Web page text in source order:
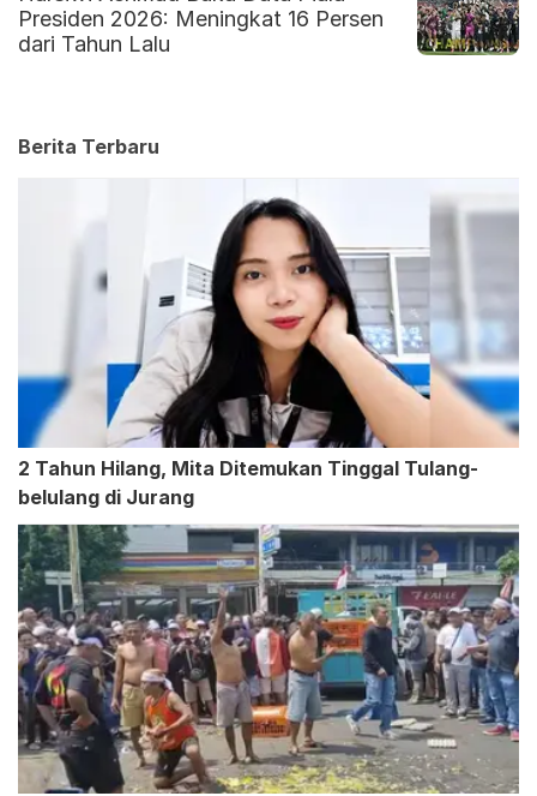
Presiden 2026: Meningkat 16 Persen
dari Tahun Lalu
Berita Terbaru
2 Tahun Hilang, Mita Ditemukan Tinggal Tulang-
belulang di Jurang